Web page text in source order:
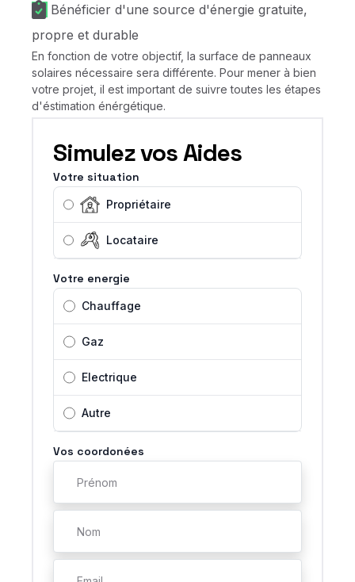
Bénéficier d'une source d'énergie gratuite,
propre et durable
En fonction de votre objectif, la surface de panneaux
solaires nécessaire sera différente. Pour mener à bien
votre projet, il est important de suivre toutes les étapes
d'éstimation énérgétique.
Simulez vos Aides
Votre situation
Propriétaire
Locataire
Votre energie
Chauffage
Gaz
Electrique
Autre
Vos coordonées